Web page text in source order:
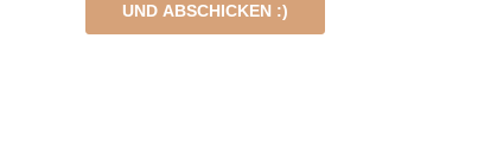
UND ABSCHICKEN :)